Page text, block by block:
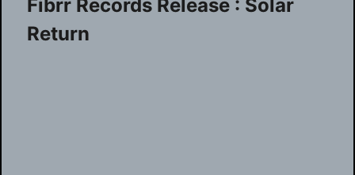
Fibrr Records Release : Solar
Return